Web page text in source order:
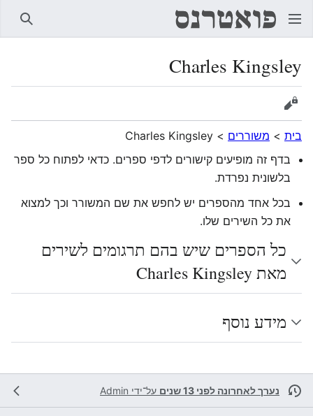
Charles Kingsley
הצגת מקור
בית > משוררים >
Charles Kingsley
בדף זה מופיעים קישורים לדפי ספרים. כדאי לפתוח כל ספר
בלשונית נפרדת.
בכל אחד מהספרים יש לחפש את שם המשורר וכך למצוא
את כל השירים שלו.
כל הספרים שיש בהם תרגומים לשירים
מאת Charles Kingsley
מידע נוסף
נערך לאחרונה לפני 13 שנים על־ידי Admin